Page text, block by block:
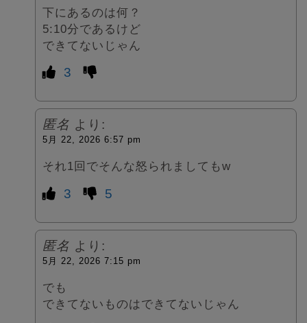
下にあるのは何？
5:10分であるけど
できてないじゃん
3
匿名 より:
5月 22, 2026 6:57 pm
それ1回でそんな怒られましてもw
3 5
匿名 より:
5月 22, 2026 7:15 pm
でも
できてないものはできてないじゃん